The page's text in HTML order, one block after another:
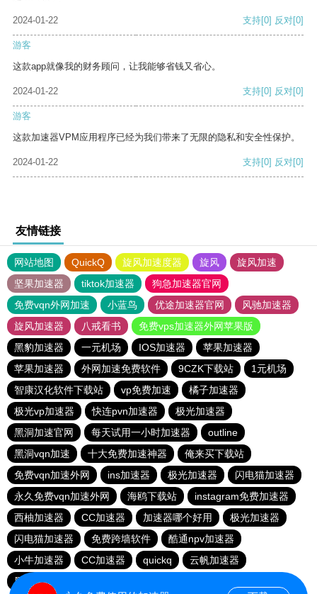
2024-01-22 支持[0] 反对[0]
游客
这款app就像我的财务顾问，让我能够省钱又省心。
2024-01-22 支持[0] 反对[0]
游客
这款加速器VPM应用程序已经为我们带来了无限的隐私和安全性保护。
2024-01-22 支持[0] 反对[0]
友情链接
网站地图 QuickQ 旋风加速度器 旋风
旋风加速
坚果加速器
tiktok加速器
狗急加速器官网
免费vqn外网加速
小蓝鸟 优途加速器官网
风驰加速器
旋风加速器
八戒看书
免费vps加速器外网苹果版
黑豹加速器
一元机场 IOS加速器
苹果加速器
苹果加速器
外网加速免费软件 9CZK下载站
1元机场
智康汉化软件下载站
vp免费加速
橘子加速器
极光vp加速器
快连pvn加速器
极光加速器
黑洞加速官网
每天试用一小时加速器
outline
黑洞vqn加速
十大免费加速神器
俺来买下载站
免费vqn加速外网
ins加速器 极光加速器
闪电猫加速器
永久免费vqn加速外网
海鸥下载站
instagram免费加速器
西柚加速器
CC加速器 加速器哪个好用
极光加速器
闪电猫加速器
免费跨墙软件
酷通npv加速器
小牛加速器
CC加速器 quickq
云帆加速器
黑洞vp永久加速器